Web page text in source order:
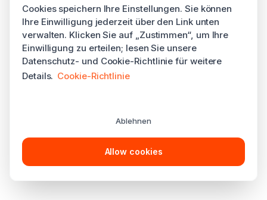
Cookies speichern Ihre Einstellungen. Sie können
Ihre Einwilligung jederzeit über den Link unten
verwalten. Klicken Sie auf „Zustimmen“, um Ihre
Einwilligung zu erteilen; lesen Sie unsere
Datenschutz- und Cookie-Richtlinie für weitere
Details. Cookie-Richtlinie
Ablehnen
Allow cookies